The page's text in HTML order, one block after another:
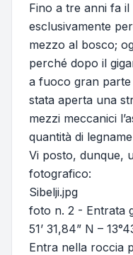
Fino a tre anni fa
esclusivamente
mezzo al bosco;
perché dopo il
a fuoco gran parte
stata aperta una
mezzi meccanici
quantità di
Vi posto, dunque,
fotografico:
Sibelji.jpg
foto n. 2 - Entrata
51’ 31,84” N –
Entra nella roccia